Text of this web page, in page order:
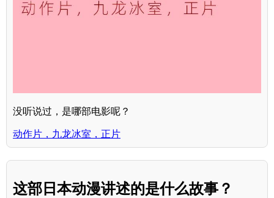
没听说过，是哪部电影呢？
动作片，九龙冰室，正片
这部日本动漫讲述的是什么故事？